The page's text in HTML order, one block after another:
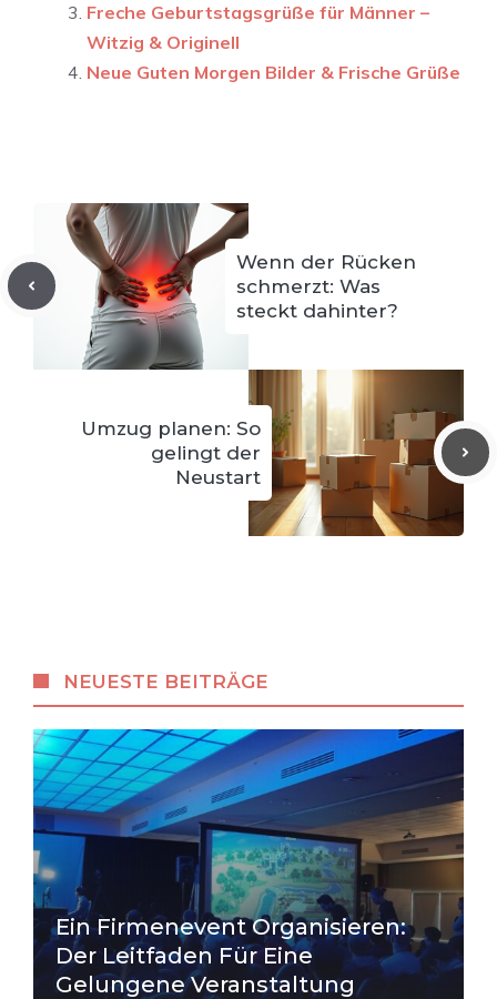
Freche Geburtstagsgrüße für Männer –
Witzig & Originell
Neue Guten Morgen Bilder & Frische Grüße
Wenn der Rücken
schmerzt: Was
steckt dahinter?
Umzug planen: So
gelingt der
Neustart
NEUESTE BEITRÄGE
Ein Firmenevent Organisieren:
Der Leitfaden Für Eine
Gelungene Veranstaltung